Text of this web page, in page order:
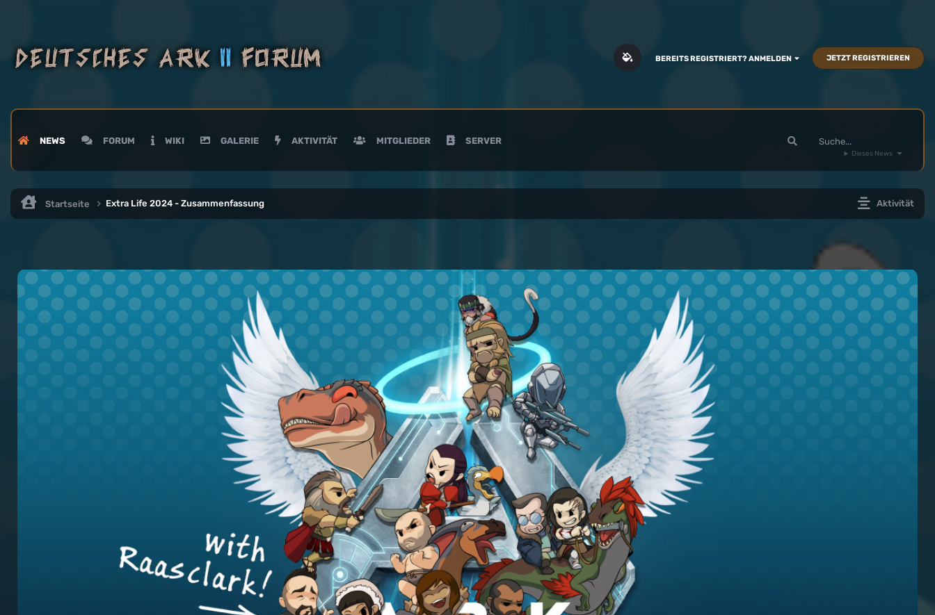
BEREITS REGISTRIERT? ANMELDEN JETZT REGISTRIEREN
NEWS FORUM WIKI GALERIE AKTIVITÄT MITGLIEDER SERVER
Dieses News
Aktivität
Startseite Extra Life 2024 - Zusammenfassung